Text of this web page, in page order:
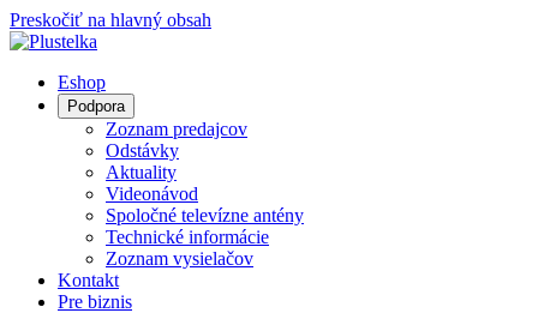
Preskočiť na hlavný obsah
Eshop
Podpora
Zoznam predajcov
Odstávky
Aktuality
Videonávod
Spoločné televízne antény
Technické informácie
Zoznam vysielačov
Kontakt
Pre biznis